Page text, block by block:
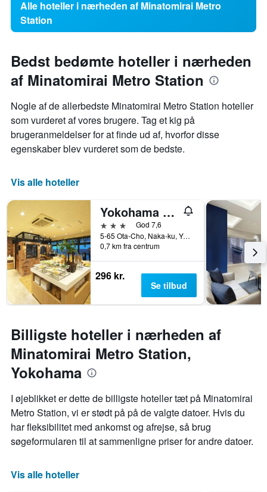
Alle hoteller i nærheden af Minatomirai Metro
Station
Bedst bedømte hoteller i nærheden
af Minatomirai Metro Station
Nogle af de allerbedste Minatomirai Metro Station hoteller
som vurderet af vores brugere. Tag et kig på
brugeranmeldelser for at finde ud af, hvorfor disse
egenskaber blev vurderet som de bedste.
Vis alle hoteller
Yokohama Heiwa Plaza Hotel
3 stjernerGod 7,6
5-65 Ota-Cho, Naka-ku, Yokohama, Japan
0,7 km fra centrum
296 kr.
Se tilbud
Billigste hoteller i nærheden af
Minatomirai Metro Station,
Yokohama
I øjeblikket er dette de billigste hoteller tæt på Minatomirai
Metro Station, vi er stødt på på de valgte datoer. Hvis du
har fleksibilitet med ankomst og afrejse, så brug
søgeformularen til at sammenligne priser for andre datoer.
Vis alle hoteller